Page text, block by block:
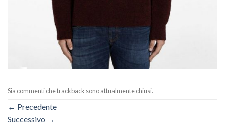
Sia commenti che trackback sono attualmente chiusi.
← Precedente
Successivo →